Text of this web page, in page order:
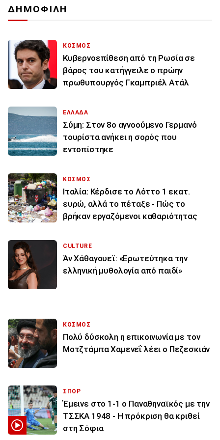
ΔΗΜΟΦΙΛΗ
ΚΟΣΜΟΣ
Κυβερνοεπίθεση από τη Ρωσία σε
βάρος του κατήγγειλε ο πρώην
πρωθυπουργός Γκαμπριέλ Ατάλ
ΕΛΛΑΔΑ
Σύμη: Στον 8ο αγνοούμενο Γερμανό
τουρίστα ανήκει η σορός που
εντοπίστηκε
ΚΟΣΜΟΣ
Ιταλία: Κέρδισε το Λόττο 1 εκατ.
ευρώ, αλλά το πέταξε - Πώς το
βρήκαν εργαζόμενοι καθαριότητας
CULTURE
Άν Χάθαγουεϊ: «Ερωτεύτηκα την
ελληνική μυθολογία από παιδί»
ΚΟΣΜΟΣ
Πολύ δύσκολη η επικοινωνία με τον
Μοτζτάμπα Χαμενεΐ λέει ο Πεζεσκιάν
ΣΠΟΡ
Έμεινε στο 1-1 ο Παναθηναϊκός με την
ΤΣΣΚΑ 1948 - Η πρόκριση θα κριθεί
στη Σόφια